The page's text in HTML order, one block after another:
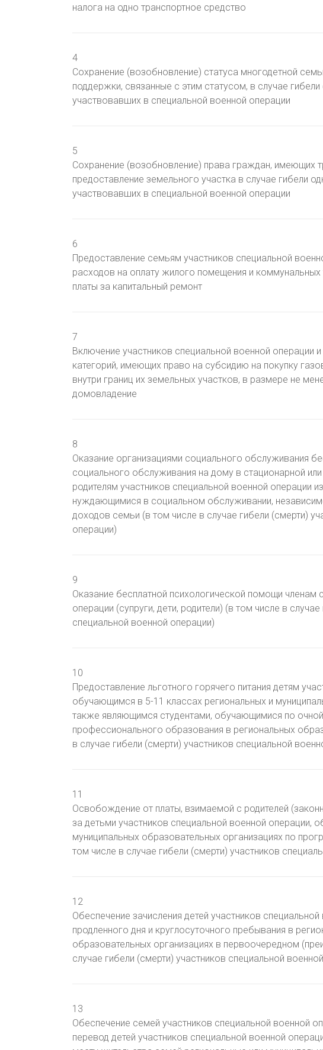
налога на одно транспортное средство
4
Сохранение (возобновление) статуса многодетной
поддержки, связанные с этим статусом, в случае гибели
участвовавших в специальной военной операции
5
Сохранение (возобновление) права граждан, имеющих
предоставление земельного участка в случае гибели
участвовавших в специальной военной операции
6
Предоставление семьям участников специальной
расходов на оплату жилого помещения и коммунальных
платы за капитальный ремонт
7
Включение участников специальной военной операции
категорий, имеющих право на субсидию на покупку
внутри границ их земельных участков, в размере не
домовладение
8
Оказание организациями социального обслуживания
социального обслуживания на дому в стационарной
родителям участников специальной военной операции
нуждающимися в социальном обслуживании,
доходов семьи (в том числе в случае гибели (смерти)
операции)
9
Оказание бесплатной психологической помощи членам
операции (супруги, дети, родители) (в том числе в
специальной военной операции)
10
Предоставление льготного горячего питания детям
обучающимся в 5-11 классах региональных и
также являющимся студентами, обучающимися по
профессионального образования в региональных
в случае гибели (смерти) участников специальной
11
Освобождение от платы, взимаемой с родителей
за детьми участников специальной военной операции,
муниципальных образовательных организациях по
том числе в случае гибели (смерти) участников
12
Обеспечение зачисления детей участников
продленного дня и круглосуточного пребывания в
образовательных организациях в первоочередном
случае гибели (смерти) участников специальной
13
Обеспечение семей участников специальной военной
перевод детей участников специальной военной